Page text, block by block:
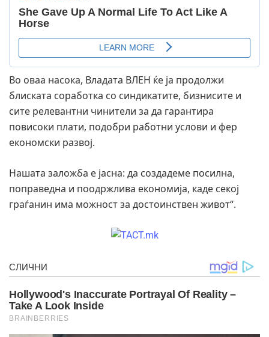
Во оваа насока, Владата ВЛЕН ќе ја продолжи
блиската соработка со синдикатите, бизнисите и
сите релевантни чинители за да гарантира
повисоки плати, подобри работни услови и фер
економски развој.
Нашата заложба е јасна: да создадеме посилна,
поправедна и поодржлива економија, каде секој
граѓанин има можност за достоинствен живот“.